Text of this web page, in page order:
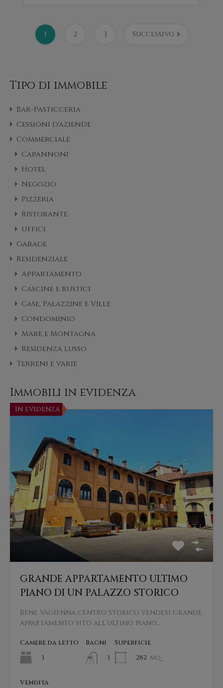
1 2 3 Successivo
Tipo di immobile
Bar-Pasticceria
Cessioni d'aziende
Commerciale
Capannoni
Hotel
Negozio
Pizzeria
Ristorante
Uffici
Garage
Residenziale
Appartamento
Cascine e rustici
Case, Palazzine e Ville
Condominio
Mare e Montagna
Residenza lusso
Terreni e varie
Immobili in evidenza
In evidenza
GRANDE APPARTAMENTO ULTIMO
PIANO DI UN PALAZZO STORICO
Bene Vagienna centro storico vendesi grande
appartamento sito all’ultimo piano…
Camere da letto
3
Bagni
3
Superficie
282 mq
Vendita